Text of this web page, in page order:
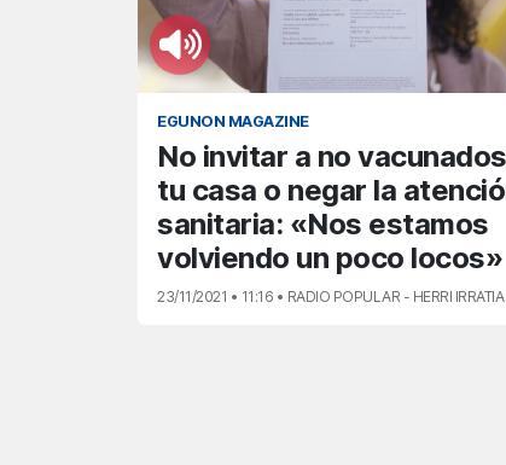
EGUNON MAGAZINE
No invitar a no
tu casa o negar la
sanitaria: «Nos estamos
volviendo un poco locos»
23/11/2021 • 11:16 • RADIO POPULAR - HERRI IRRATIA